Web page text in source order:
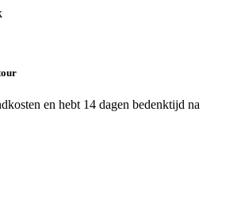
en hebt 14 dagen bedenktijd na